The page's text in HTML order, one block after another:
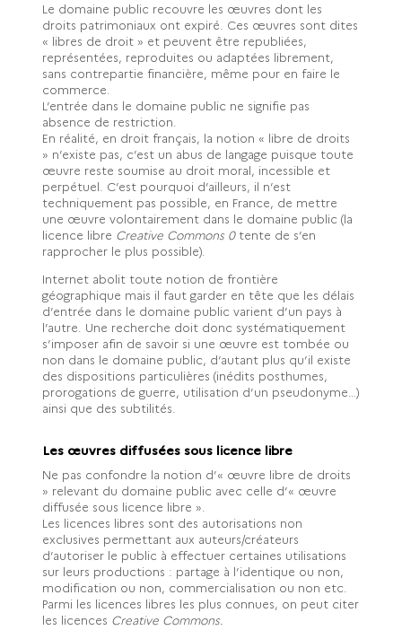
Le domaine public recouvre les œuvres dont les
droits patrimoniaux ont expiré. Ces œuvres sont dites
« libres de droit » et peuvent être republiées,
représentées, reproduites ou adaptées librement,
sans contrepartie financière, même pour en faire le
commerce.
L’entrée dans le domaine public ne signifie pas
absence de restriction.
En réalité, en droit français, la notion « libre de droits
» n’existe pas, c’est un abus de langage puisque toute
œuvre reste soumise au droit moral, incessible et
perpétuel. C’est pourquoi d’ailleurs, il n’est
techniquement pas possible, en France, de mettre
une œuvre volontairement dans le domaine public (la
licence libre Creative Commons 0tente de s’en
rapprocher le plus possible).
Internet abolit toute notion de frontière
géographique mais il faut garder en tête que les délais
d’entrée dans le domaine public varient d’un pays à
l’autre. Une recherche doit donc systématiquement
s’imposer afin de savoir si une œuvre est tombée ou
non dans le domaine public, d’autant plus qu’il existe
des dispositions particulières (inédits posthumes,
prorogations de guerre, utilisation d’un pseudonyme…)
ainsi que des subtilités.
Les œuvres diffusées sous licence libre
Ne pas confondre la notion d’« œuvre libre de droits
» relevant du domaine public avec celle d’« œuvre
diffusée sous licence libre ».
Les licences libres sont des autorisations non
exclusives permettant aux auteurs/créateurs
d’autoriser le public à effectuer certaines utilisations
sur leurs productions : partage à l’identique ou non,
modification ou non, commercialisation ou non etc.
Parmi les licences libres les plus connues, on peut citer
les licences Creative Commons.